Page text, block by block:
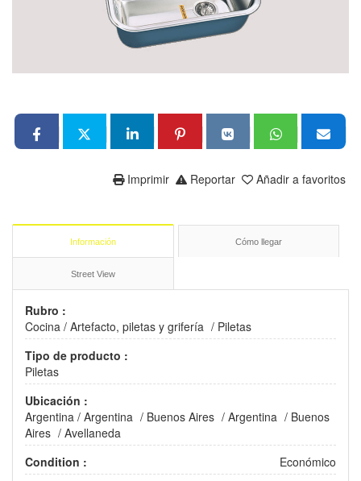
Añadir a favoritos
Reportar
Imprimir
Información Cómo llegar
Street View
Rubro :
Cocina / Artefacto, piletas y grifería / Piletas
Tipo de producto :
Piletas
Ubicación :
Argentina / Argentina / Buenos Aires / Argentina / Buenos
Aires / Avellaneda
Condition :
Económico